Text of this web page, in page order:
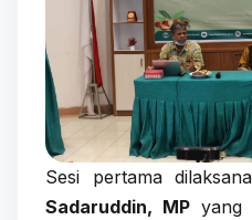
Sesi pertama
Sadaruddin, MPyang